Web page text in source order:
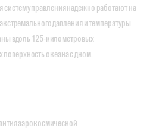
управления надежно работают на
давления и температуры
вдоль 125-километровых
океана с дном.
аэрокосмической